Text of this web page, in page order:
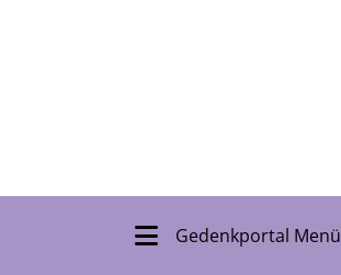
Gedenkportal Menü